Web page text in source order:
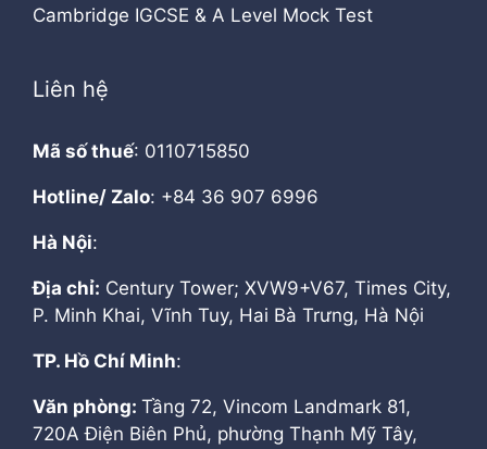
Cambridge IGCSE & A Level Mock Test
Liên hệ
Mã số thuế: 0110715850
Hotline/ Zalo: +84 36 907 6996
Hà Nội:
Địa chỉ: Century Tower; XVW9+V67, Times City,
P. Minh Khai, Vĩnh Tuy, Hai Bà Trưng, Hà Nội
TP. Hồ Chí Minh:
Văn phòng: Tầng 72, Vincom Landmark 81,
720A Điện Biên Phủ, phường Thạnh Mỹ Tây,